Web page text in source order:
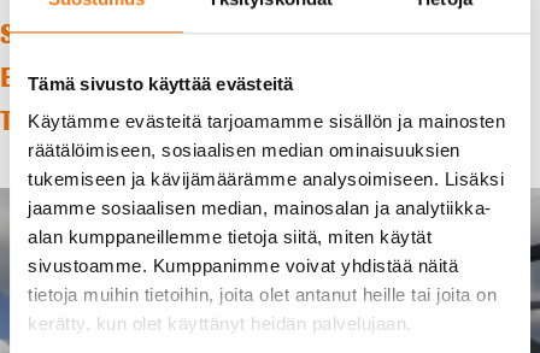
Tämä sivusto käyttää evästeitä
Käytämme evästeitä tarjoamamme sisällön ja mainosten
räätälöimiseen, sosiaalisen median ominaisuuksien
tukemiseen ja kävijämäärämme analysoimiseen. Lisäksi
jaamme sosiaalisen median, mainosalan ja analytiikka-
alan kumppaneillemme tietoja siitä, miten käytät
sivustoamme. Kumppanimme voivat yhdistää näitä
tietoja muihin tietoihin, joita olet antanut heille tai joita on
kerätty, kun olet käyttänyt heidän palvelujaan.
SENKKERIN KIVIAINESTEHTAALLE SUOMEN
ENSIMMÄINEN AUTOMATISOITU
TELESKOOPPISUPPILO